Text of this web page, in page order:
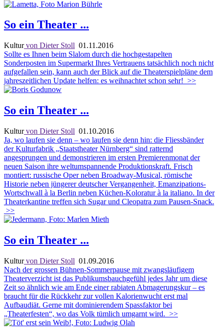
So ein Theater ...
Kulturvon Dieter Stoll 01.11.2016
Sollte es Ihnen beim Slalom durch die hochgestapelten
Sonderposten im Supermarkt Ihres Vertrauens tatsächlich noch nicht
aufgefallen sein, kann auch der Blick auf die Theaterspielpläne dem
jahreszeitlichen Update helfen: es weihnachtet schon sehr! >>
So ein Theater ...
Kulturvon Dieter Stoll 01.10.2016
Ja, wo laufen sie denn – wo laufen sie denn hin: die Fliessbänder
der Kulturfabrik „Staatstheater Nürnberg“ sind ratternd
angesprungen und demonstrieren im ersten Premierenmonat der
neuen Saison ihre weltumspannende Produktionskraft. Frisch
montiert: russische Oper neben Broadway-Musical, römische
Historie neben jüngerer deutscher Vergangenheit, Emanzipations-
Wortschwall à la Berlin neben Küchen-Koloratur à la italiano. In der
Theaterkantine treffen sich Sugar und Cleopatra zum Pausen-Snack.
>>
So ein Theater ...
Kulturvon Dieter Stoll 01.09.2016
Nach der grossen Bühnen-Sommerpause mit zwangsläufigem
Theaterverzicht ist das Publikumsbauchgefühl jedes Jahr um diese
Zeit so ähnlich wie am Ende einer rabiaten Abmagerungskur – es
braucht für die Rückkehr zur vollen Kalorienwucht erst mal
Aufbaudiät. Gerne mit dominierendem Spassfaktor bei
„Theaterfesten“, wo das Volk tümlich umgarnt wird. >>